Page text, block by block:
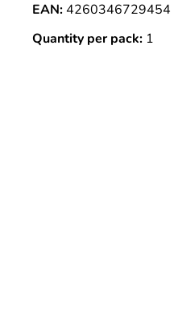
EAN:4260346729454
Quantity per pack: 1